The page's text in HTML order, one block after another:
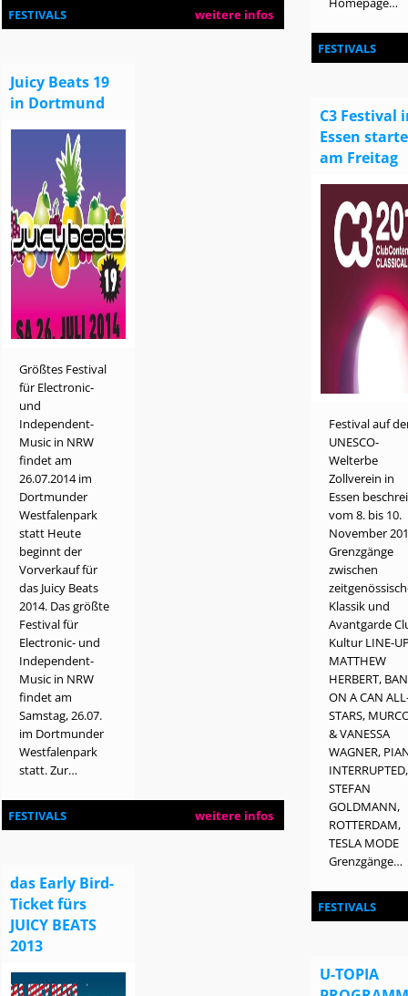
FESTIVALS weitere infos
FESTIVALS
Juicy Beats 19
in Dortmund
Größtes Festival
für Electronic-
und
Independent-
Music in NRW
findet am
26.07.2014 im
Dortmunder
Westfalenpark
statt Heute
beginnt der
Vorverkauf für
das Juicy Beats
2014. Das größte
Festival für
Electronic- und
Independent-
Music in NRW
findet am
Samstag, 26.07.
im Dortmunder
Westfalenpark
statt. Zur…
FESTIVALS weitere infos
C3 Festival
Essen
am Freitag
Festival auf
UNESCO-
Welterbe
Zollverein in
Essen
vom 8. bis 10.
November
Grenzgänge
zwischen
Klassik und
Avantgarde
Kultur LINE-
MATTHEW
HERBERT,
ON A CAN
STARS,
& VANESSA
WAGNER,
INTERRUPTED,
STEFAN
GOLDMANN,
ROTTERDAM,
TESLA MODE
Grenzgänge…
FESTIVALS
das Early Bird-
Ticket fürs
JUICY BEATS
2013
U-TOPIA